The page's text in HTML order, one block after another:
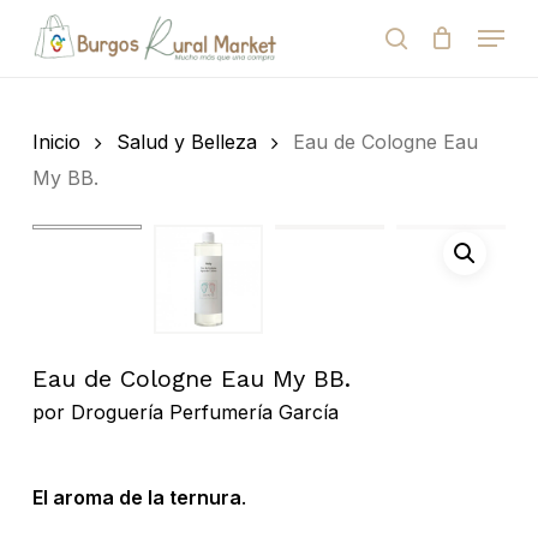
de
search
Menu
Cart
Inicio Salud y Belleza
Eau de Cologne Eau
My BB.
Eau de Cologne Eau My BB.
por Droguería Perfumería García
El aroma de la ternura.